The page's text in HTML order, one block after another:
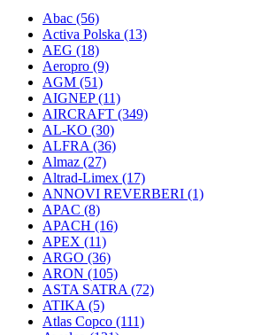
Abac (56)
Activa Polska (13)
AEG (18)
Aeropro (9)
AGM (51)
AIGNEP(11)
AIRCRAFT (349)
AL-KO (30)
ALFRA (36)
Almaz (27)
Altrad-Limex (17)
ANNOVI REVERBERI (1)
APAC (8)
APACH (16)
APEX (11)
ARGO (36)
ARON (105)
ASTA SATRA (72)
ATIKA (5)
Atlas Copco (111)